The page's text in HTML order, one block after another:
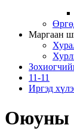
Маргаан
11-11
Иргэд
Оюуны